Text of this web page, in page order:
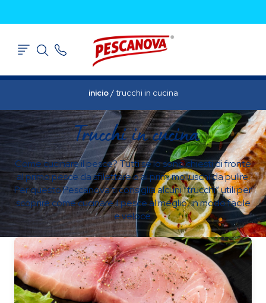
inicio/trucchi in cucina
Trucchi in cucina
Come cucinare il pesce? Tutti se lo sono chiesti di fronte
al primo pesce da sfilettare o ai primi molluschi da pulire.
Per questo Pescanova ti consiglia alcuni “trucchi” utili per
scoprire come cucinare il pesce al meglio, in modo facile
e veloce.